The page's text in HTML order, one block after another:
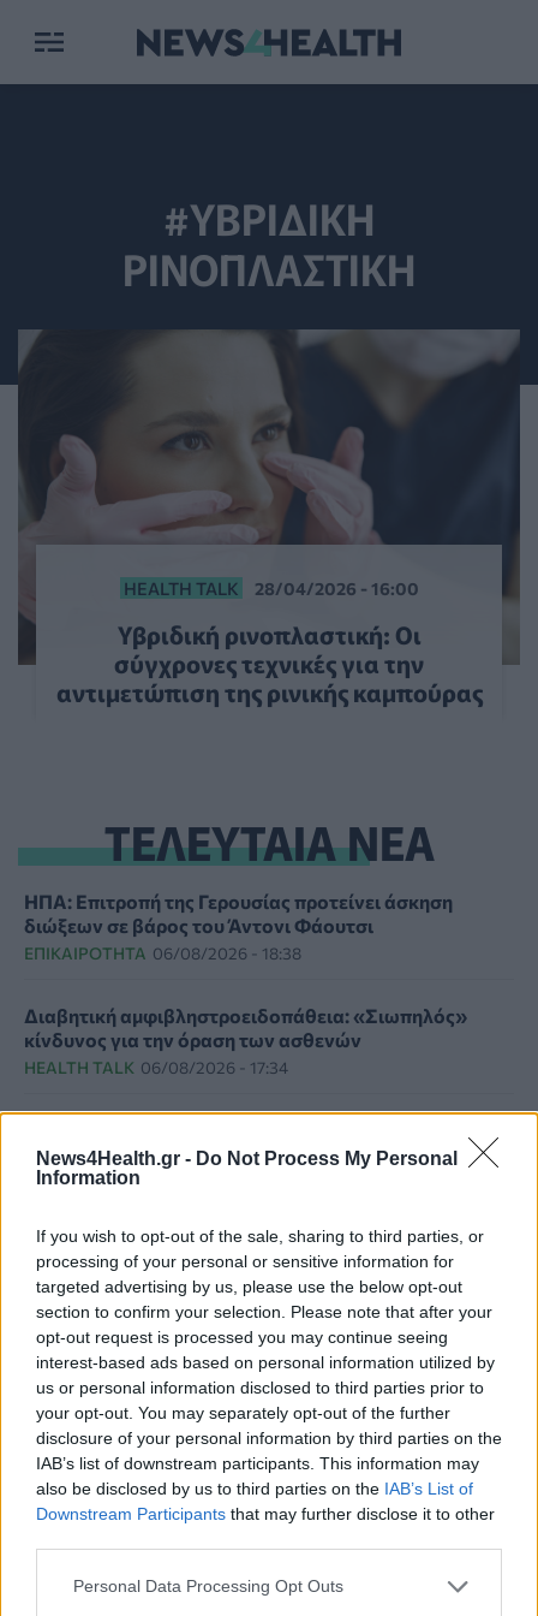
News4Health.gr - Do Not Process My Personal
Information
If you wish to opt-out of the sale, sharing to third parties, or
processing of your personal or sensitive information for
targeted advertising by us, please use the below opt-out
section to confirm your selection. Please note that after your
opt-out request is processed you may continue seeing
interest-based ads based on personal information utilized by
us or personal information disclosed to third parties prior to
your opt-out. You may separately opt-out of the further
disclosure of your personal information by third parties on the
IAB’s list of downstream participants. This information may
also be disclosed by us to third parties on the IAB’s List of
Downstream Participants that may further disclose it to other
Personal Data Processing Opt Outs
#ΥΒΡΙΔΙΚΗ
ΡΙΝΟΠΛΑΣΤΙΚΗ
HEALTH TALK 28/04/2026 - 16:00
Υβριδική ρινοπλαστική: Οι
σύγχρονες τεχνικές για την
αντιμετώπιση της ρινικής καμπούρας
ΤΕΛΕΥΤΑΙΑ ΝΕΑ
ΗΠΑ: Επιτροπή της Γερουσίας προτείνει άσκηση
διώξεων σε βάρος του Άντονι Φάουτσι
ΕΠΙΚΑΙΡΌΤΗΤΑ 06/08/2026 - 18:38
Διαβητική αμφιβληστροειδοπάθεια: «Σιωπηλός»
κίνδυνος για την όραση των ασθενών
HEALTH TALK 06/08/2026 - 17:34
θεραπεία για την εμμηνόπαυση
ΥΓΕΊΑ 06/08/2026 - 17:01
Γιαννάκος: Πρωτοφανής πίεση στο Νοσοκομείο
Ζακύνθου - Καταγγέλθηκαν οκτώ βιασμοί γυναικών
ΠΟΛΙΤΙΚΉ ΥΓΕΊΑΣ 06/08/2026 - 16:34
Έκτακτα μέτρα και στην Καστοριά κατά της διασποράς
της ευλογιάς των προβάτων
ΕΠΙΚΑΙΡΌΤΗΤΑ 06/08/2026 - 16:16
Τα τρία SOS στη μέση ηλικία που εξασφαλίζουν 13
επιπλέον χρόνια χωρίς άνοια
ΥΓΕΊΑ 06/08/2026 - 16:00
Εθελοντές του ΕΕΣ διέσωσαν δεκάδες οικόσιτα και
ΔΗΜΟΦΙΛΗ